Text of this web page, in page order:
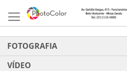
para
o
FOTOGRAFIA
VÍDEO